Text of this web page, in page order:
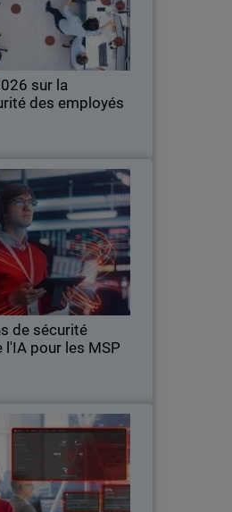
sur la
des employés
non autorisée de
et une mauvaise hygiène
augmentent les risques
de toutes tailles.
de sécurité
l'IA pour les MSP
de sécurité natives
de l'IA pour les MSP
Body
la cybersécurité à la
la machine, révélant les
opérations de sécurité
pilotées par l'humain.
explore la montée en
puissance des…
des opérations de
MSP dans l’ère de
l’IA
Body
l'IA aide les MSP à
leurs services de